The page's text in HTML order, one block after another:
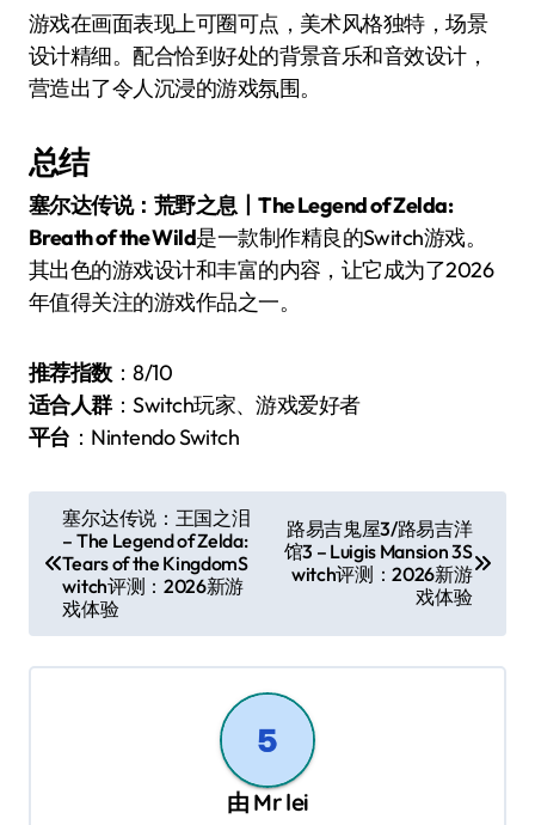
游戏在画面表现上可圈可点，美术风格独特，场景
设计精细。配合恰到好处的背景音乐和音效设计，
营造出了令人沉浸的游戏氛围。
总结
塞尔达传说：荒野之息丨The Legend of Zelda:
Breath of the Wild是一款制作精良的Switch游戏。
其出色的游戏设计和丰富的内容，让它成为了2026
年值得关注的游戏作品之一。
推荐指数：8/10
适合人群：Switch玩家、游戏爱好者
平台 ：Nintendo Switch
章
航
塞尔达传说：王国之泪
– The Legend of Zelda:
Tears of the KingdomS
witch评测：2026新游
戏体验
路易吉鬼屋3/路易吉洋
馆3 – Luigis Mansion 3S
witch评测：2026新游
戏体验
由 Mr lei